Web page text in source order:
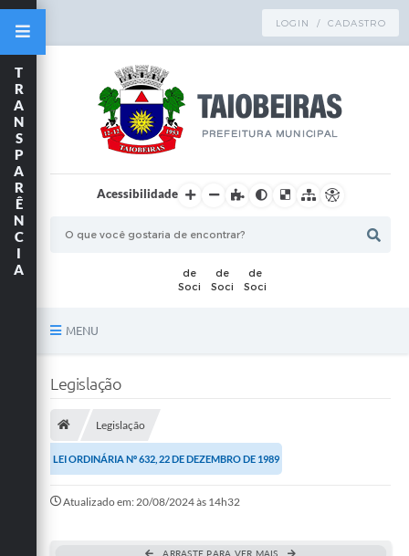
LOGIN / CADASTRO
Acessibilidade
MENU
Publicações
A Prefeitura
T
R
A
N
S
P
A
R
Ê
N
C
I
A
Legislação
Legislação
LEI ORDINÁRIA Nº 632, 22 DE DEZEMBRO DE 1989
Atualizado em: 20/08/2024 às 14h32
ARRASTE PARA VER MAIS